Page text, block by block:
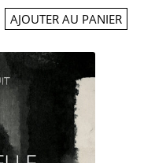
AJOUTER AU PANIER